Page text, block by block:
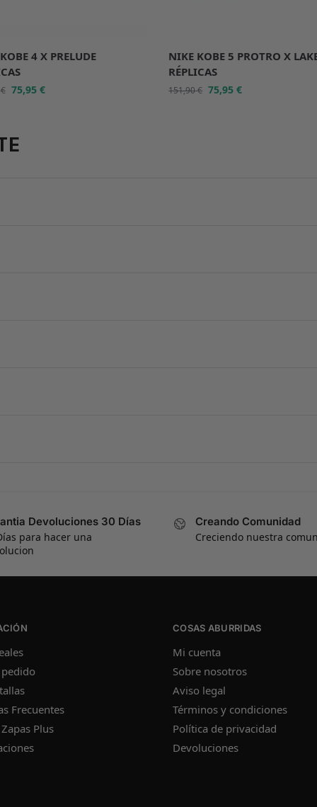
4 X PRELUDE
€ 75,95 €
NIKE KOBE 5 PROTRO X
RÉPLICAS
151,90€ 75,95€
Devoluciones 30 Días
para hacer una
Creando Comunidad
Creciendo nuestra
Frecuentes
Plus
COSAS ABURRIDAS
Mi cuenta
Sobre nosotros
Aviso legal
Términos y condiciones
Política de privacidad
Devoluciones